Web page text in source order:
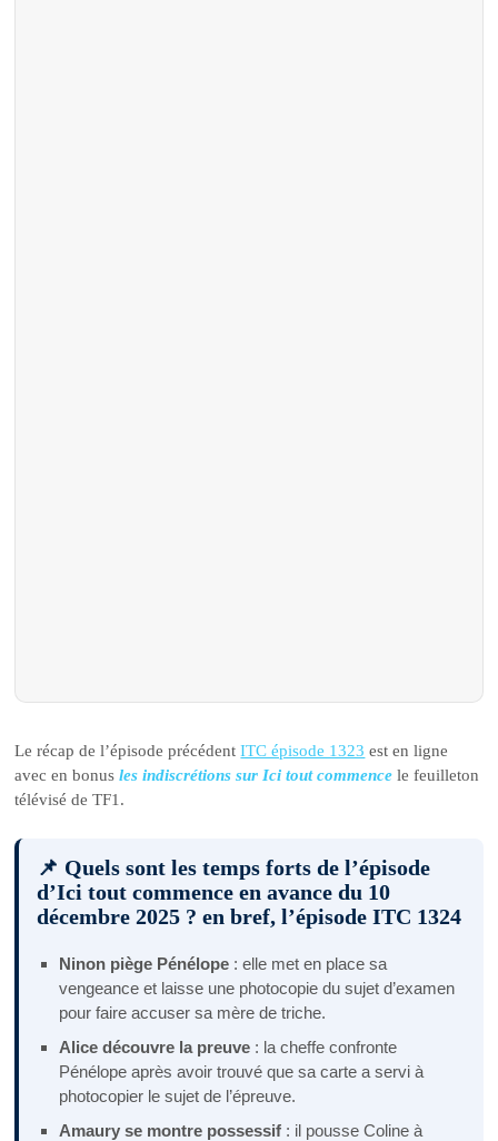
Le récap de l’épisode précédentITC épisode 1323 est en ligne
avec en bonusles indiscrétions sur Ici tout commence le feuilleton
télévisé de TF1.
📌 Quels sont les temps forts de l’épisode
d’Ici tout commence en avance du 10
décembre 2025 ? en bref, l’épisode ITC 1324
Ninon piège Pénélope : elle met en place sa
vengeance et laisse une photocopie du sujet d’examen
pour faire accuser sa mère de triche.
Alice découvre la preuve : la cheffe confronte
Pénélope après avoir trouvé que sa carte a servi à
photocopier le sujet de l’épreuve.
Amaury se montre possessif : il pousse Coline à